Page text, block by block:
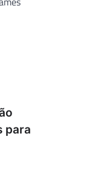
para